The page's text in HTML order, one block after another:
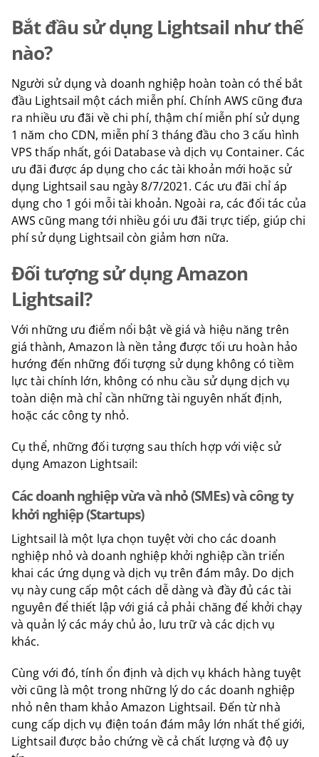
Bắt đầu sử dụng Lightsail như thế
nào?
Người sử dụng và doanh nghiệp hoàn toàn có thể bắt
đầu Lightsail một cách miễn phí. Chính AWS cũng đưa
ra nhiều ưu đãi về chi phí, thậm chí miễn phí sử dụng
1 năm cho CDN, miễn phí 3 tháng đầu cho 3 cấu hình
VPS thấp nhất, gói Database và dịch vụ Container. Các
ưu đãi được áp dụng cho các tài khoản mới hoặc sử
dụng Lightsail sau ngày 8/7/2021. Các ưu đãi chỉ áp
dụng cho 1 gói mỗi tài khoản. Ngoài ra, các đối tác của
AWS cũng mang tới nhiều gói ưu đãi trực tiếp, giúp chi
phí sử dụng Lightsail còn giảm hơn nữa.
Đối tượng sử dụng Amazon
Lightsail?
Với những ưu điểm nổi bật về giá và hiệu năng trên
giá thành, Amazon là nền tảng được tối ưu hoàn hảo
hướng đến những đối tượng sử dụng không có tiềm
lực tài chính lớn, không có nhu cầu sử dụng dịch vụ
toàn diện mà chỉ cần những tài nguyên nhất định,
hoặc các công ty nhỏ.
Cụ thể, những đối tượng sau thích hợp với việc sử
dụng Amazon Lightsail:
Các doanh nghiệp vừa và nhỏ (SMEs) và công ty
khởi nghiệp (Startups)
Lightsail là một lựa chọn tuyệt vời cho các doanh
nghiệp nhỏ và doanh nghiệp khởi nghiệp cần triển
khai các ứng dụng và dịch vụ trên đám mây. Do dịch
vụ này cung cấp một cách dễ dàng và đầy đủ các tài
nguyên để thiết lập với giá cả phải chăng để khởi chạy
và quản lý các máy chủ ảo, lưu trữ và các dịch vụ
khác.
Cùng với đó, tính ổn định và dịch vụ khách hàng tuyệt
vời cũng là một trong những lý do các doanh nghiệp
nhỏ nên tham khảo Amazon Lightsail. Đến từ nhà
cung cấp dịch vụ điện toán đám mây lớn nhất thế giới,
Lightsail được bảo chứng về cả chất lượng và độ uy